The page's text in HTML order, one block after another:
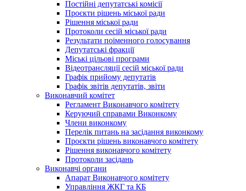
Постійні депутатські комісії
Проєкти рішень міської ради
Рішення міської ради
Протоколи сесій міської ради
Результати поіменного голосування
Депутатські фракції
Міські цільові програми
Відеотрансляції сесій міської ради
Графік прийому депутатів
Графік звітів депутатів, звіти
Виконавчий комітет
Регламент Виконавчого комітету
Керуючий справами Виконкому
Члени виконкому
Перелік питань на засідання виконкому
Проєкти рішень виконавчого комітету
Рішення виконавчого комітету
Протоколи засідань
Виконавчі органи
Апарат Виконавчого комітету
Управління ЖКГ та КБ